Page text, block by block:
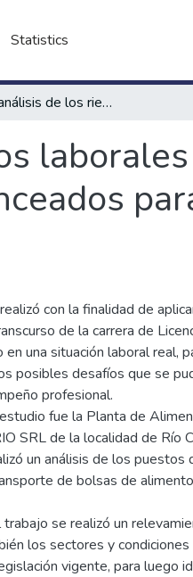
Statistics
Estudio y análisis de los riesgos laborales presentes en la producción de alimentos balanceados para animales de AGROIMPERIO S.R.L.
con la finalidad de
de la carrera de
una situación laboral real,
posibles desafíos que se
profesional.
fue la Planta de
SRL de la localidad de Río
un análisis de los
de bolsas de
se realizó un
los sectores y
vigente, para luego